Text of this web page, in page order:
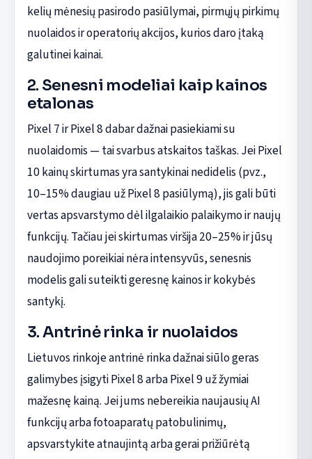
kelių mėnesių pasirodo pasiūlymai, pirmųjų pirkimų
nuolaidos ir operatorių akcijos, kurios daro įtaką
galutinei kainai.
2. Senesni modeliai kaip kainos
etalonas
Pixel 7 ir Pixel 8 dabar dažnai pasiekiami su
nuolaidomis — tai svarbus atskaitos taškas. Jei Pixel
10 kainų skirtumas yra santykinai nedidelis (pvz.,
10–15% daugiau už Pixel 8 pasiūlymą), jis gali būti
vertas apsvarstymo dėl ilgalaikio palaikymo ir naujų
funkcijų. Tačiau jei skirtumas viršija 20–25% ir jūsų
naudojimo poreikiai nėra intensyvūs, senesnis
modelis gali suteikti geresnę kainos ir kokybės
santykį.
3. Antrinė rinka ir nuolaidos
Lietuvos rinkoje antrinė rinka dažnai siūlo geras
galimybes įsigyti Pixel 8 arba Pixel 9 už žymiai
mažesnę kainą. Jei jums nebereikia naujausių AI
funkcijų arba fotoaparatų patobulinimų,
apsvarstykite atnaujintą arba gerai prižiūrėtą